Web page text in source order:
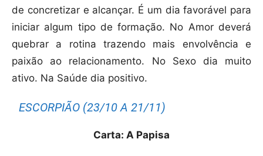
de concretizar e alcançar. É um dia favorável para
iniciar algum tipo de formação. No Amor deverá
quebrar a rotina trazendo mais envolvência e
paixão ao relacionamento. No Sexo dia muito
ativo. Na Saúde dia positivo.
ESCORPIÃO (23/10 A 21/11)
Carta: A Papisa